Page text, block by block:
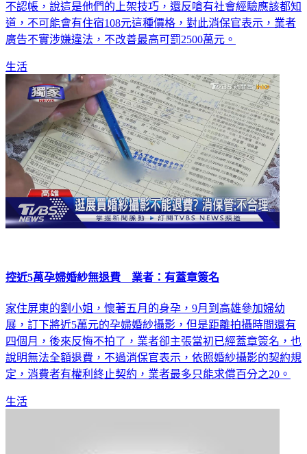
不認帳，說這是他們的上架技巧，還反嗆有社會經驗應該都知
道，不可能會有住宿108元這種價格，對此消保官表示，業者
廣告不實涉嫌違法，不改善最高可罰2500萬元。
生活
控近5萬孕婦婚紗無退費 業者：有蓋章簽名
家住屏東的劉小姐，懷著五月的身孕，9月到高雄參加婦幼
展，訂下將近5萬元的孕婦婚紗攝影，但是距離拍攝時間還有
四個月，後來反悔不拍了，業者卻主張當初已經蓋章簽名，也
說明無法全額退費，不過消保官表示，依照婚紗攝影的契約規
定，消費者有權利終止契約，業者最多只能求償百分之20。
生活